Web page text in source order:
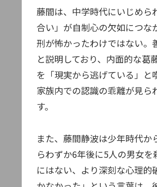
藤間は、中学時代にいじめら
合い」が自制心の欠如につな
刑が怖かったわけではない。
と説明しており、内面的な
を「現実から逃げている」と
家族内での認識の乖離が見ら
す。
また、藤間静波は少年時代
らわずか6年後に5人の男女
にはない、より深刻な心理的